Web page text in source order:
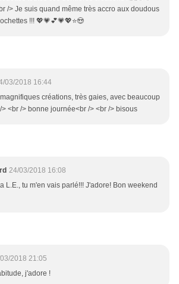
/> Je suis quand même très accro aux doudous
!!! 💖💗💕💗💖⭐😍
03/2018 16:44
créations, très gaies, avec beaucoup
<br /> bonne journée<br /> <br /> bisous
24/03/2018 16:08
L.E., tu m'en vais parlé!!! J'adore! Bon weekend
2018 21:05
j'adore !